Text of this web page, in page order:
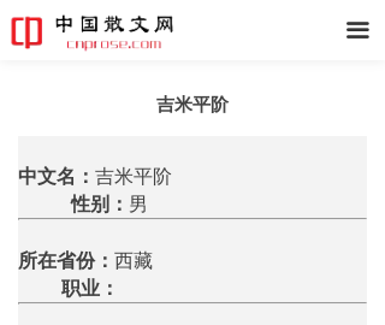
끀
吉米平阶
中文名： 吉米平阶
性别： 男
所在省份： 西藏
职业：